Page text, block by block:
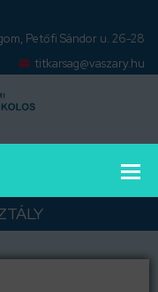
Petőfi Sándor u. 26-28
titkarsag@vaszary.hu